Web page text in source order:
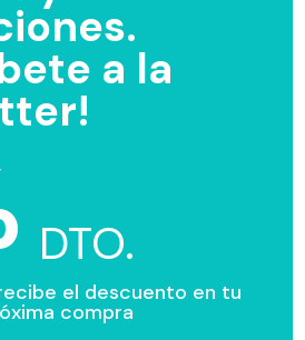
a la
DTO.
el descuento en tu
compra